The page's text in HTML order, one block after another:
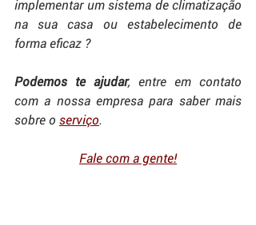
implementar um sistema de climatização
na sua casa ou estabelecimento de
forma eficaz ?
Podemos te ajudar, entre em contato
com a nossa empresa para saber mais
sobre o serviço.
Fale com a gente!